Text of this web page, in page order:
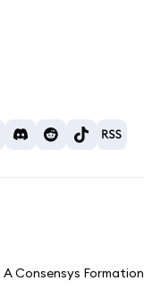
Consensys Formation